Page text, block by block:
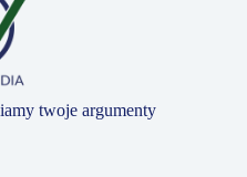
twoje argumenty